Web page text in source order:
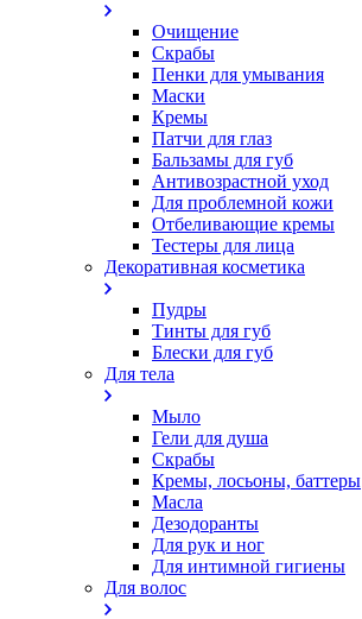
Очищение
Скрабы
Пенки для умывания
Маски
Кремы
Патчи для глаз
Бальзамы для губ
Антивозрастной уход
Для проблемной кожи
Oтбеливающие кремы
Тестеры для лица
Декоративная косметика
Пудры
Тинты для губ
Блески для губ
Для тела
Мыло
Гели для душа
Скрабы
Кремы, лосьоны, баттеры
Масла
Дезодоранты
Для рук и ног
Для интимной гигиены
Для волос